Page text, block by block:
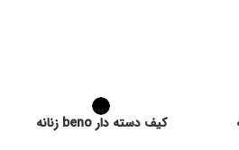
کیف دسته دار beno زنانه